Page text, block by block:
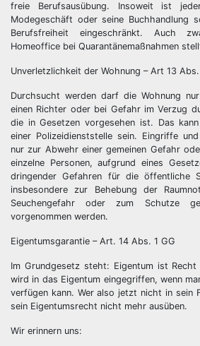
freie Berufsausübung. Insoweit ist
Modegeschäft oder seine Buchhandlung
Berufsfreiheit eingeschränkt. Auch
Homeoffice bei Quarantänemaßnahmen
Unverletzlichkeit der Wohnung – Art 13 Abs.
Durchsucht werden darf die Wohnung
einen Richter oder bei Gefahr im Verzug
die in Gesetzen vorgesehen ist. Das
einer Polizeidienststelle sein. Eingriffe
nur zur Abwehr einer gemeinen Gefahr
einzelne Personen, aufgrund eines
dringender Gefahren für die öffentliche
insbesondere zur Behebung der
Seuchengefahr oder zum Schutze
vorgenommen werden.
Eigentumsgarantie – Art. 14 Abs. 1 GG
Im Grundgesetz steht: Eigentum ist
wird in das Eigentum eingegriffen, wenn
verfügen kann. Wer also jetzt nicht in sein
sein Eigentumsrecht nicht mehr ausüben.
Wir erinnern uns: